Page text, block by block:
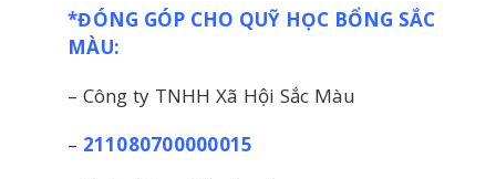
*ĐÓNG GÓP CHO QUỸ HỌC BỔNG SẮC
MÀU:
– Công ty TNHH Xã Hội Sắc Màu
– 211080700000015